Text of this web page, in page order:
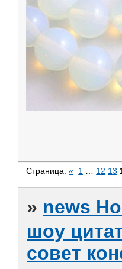
Страница:« 1 … 12 13
» news
шоу
совет